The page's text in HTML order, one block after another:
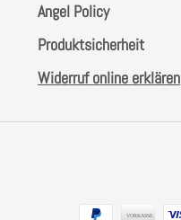
Angel Policy
Produktsicherheit
Widerruf online erklären